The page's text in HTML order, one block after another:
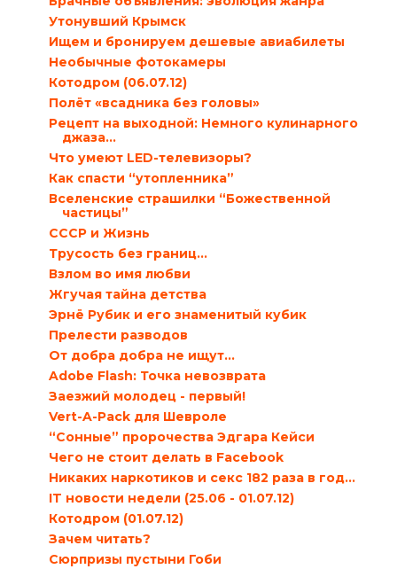
Утонувший Крымск
Ищем и бронируем дешевые авиабилеты
Необычные фотокамеры
Котодром (06.07.12)
Полёт «всадника без головы»
Рецепт на выходной: Немного кулинарного
джаза...
Что умеют LED-телевизоры?
Как спасти “утопленника”
Вселенские страшилки “Божественной
частицы”
СССР и Жизнь
Трусость без границ…
Взлом во имя любви
Жгучая тайна детства
Эрнё Рубик и его знаменитый кубик
Прелести разводов
От добра добра не ищут…
Adobe Flash: Точка невозврата
Заезжий молодец - первый!
Vert-A-Pack для Шевроле
“Сонные” пророчества Эдгара Кейси
Чего не стоит делать в Facebook
Никаких наркотиков и секс 182 раза в год…
IT новости недели (25.06 - 01.07.12)
Котодром (01.07.12)
Зачем читать?
Сюрпризы пустыни Гоби